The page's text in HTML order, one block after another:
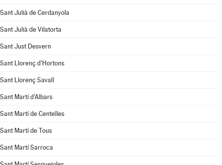
Sant Julià de Cerdanyola
Sant Julià de Vilatorta
Sant Just Desvern
Sant Llorenç d'Hortons
Sant Llorenç Savall
Sant Martí d'Albars
Sant Martí de Centelles
Sant Martí de Tous
Sant Martí Sarroca